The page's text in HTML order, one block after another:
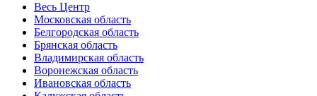
Весь Центр
Московская область
Белгородская область
Брянская область
Владимирская область
Воронежская область
Ивановская область